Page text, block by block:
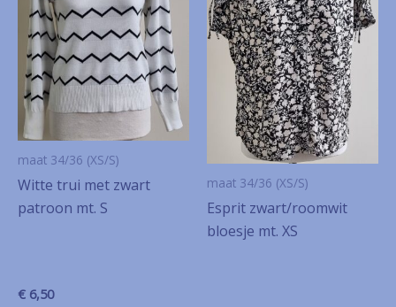
maat 34/36 (XS/S)
Witte trui met zwart
patroon mt. S
€ 6,50
maat 34/36 (XS/S)
Esprit zwart/roomwit
bloesje mt. XS